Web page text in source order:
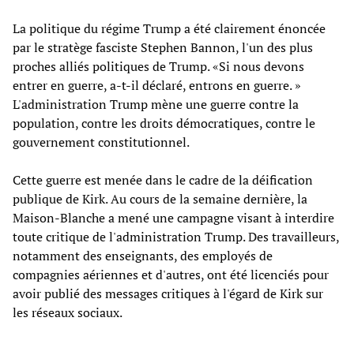
La politique du régime Trump a été clairement énoncée
par le stratège fasciste Stephen Bannon, l'un des plus
proches alliés politiques de Trump. «Si nous devons
entrer en guerre, a-t-il déclaré, entrons en guerre. »
L'administration Trump mène une guerre contre la
population, contre les droits démocratiques, contre le
gouvernement constitutionnel.
Cette guerre est menée dans le cadre de la déification
publique de Kirk. Au cours de la semaine dernière, la
Maison-Blanche a mené une campagne visant à interdire
toute critique de l'administration Trump. Des travailleurs,
notamment des enseignants, des employés de
compagnies aériennes et d'autres, ont été licenciés pour
avoir publié des messages critiques à l'égard de Kirk sur
les réseaux sociaux.